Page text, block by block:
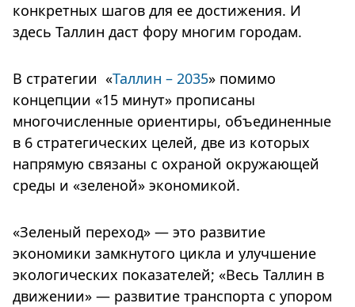
конкретных шагов для ее достижения. И
здесь Таллин даст фору многим городам.
В стратегии «Таллин – 2035» помимо
концепции «15 минут» прописаны
многочисленные ориентиры, объединенные
в 6 стратегических целей, две из которых
напрямую связаны с охраной окружающей
среды и «зеленой» экономикой.
«Зеленый переход» — это развитие
экономики замкнутого цикла и улучшение
экологических показателей; «Весь Таллин в
движении» — развитие транспорта с упором